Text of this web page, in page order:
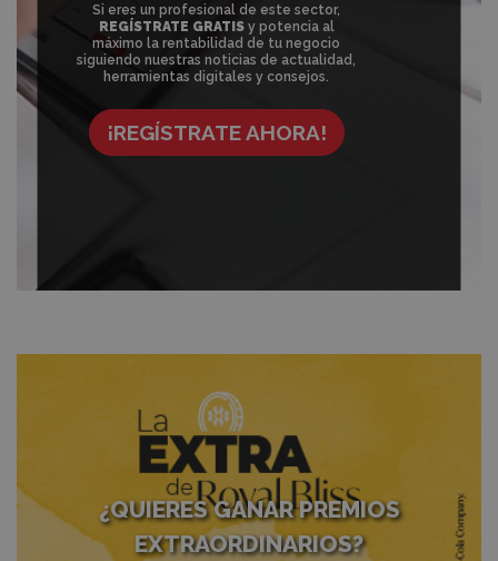
Si eres un profesional de este sector,
REGÍSTRATE GRATISy potencia al
máximo la rentabilidad de tu negocio
siguiendo nuestras noticias de actualidad,
herramientas digitales y consejos.
¡REGÍSTRATE AHORA!
¿QUIERES GANAR PREMIOS
EXTRAORDINARIOS?